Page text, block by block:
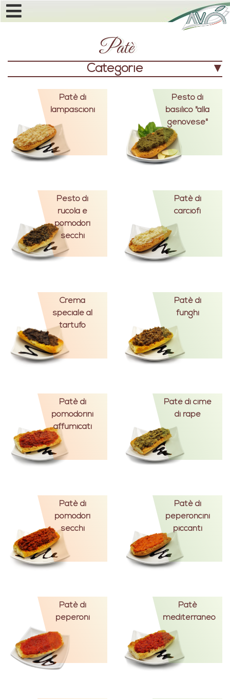
Patè
Categorie
Patè di
lampascioni
Pesto di
basilico "alla
genovese"
Pesto di
rucola e
pomodori
secchi
Patè di
carciofi
Crema
speciale al
tartufo
Patè di
funghi
Patè di
pomodorini
affumicati
Paté di cime
di rape
Patè di
pomodori
secchi
Patè di
peperoncini
piccanti
Patè di
peperoni
Patè
mediterraneo